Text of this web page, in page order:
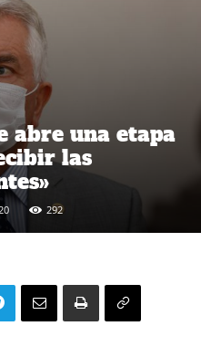
abre una etapa
las
292